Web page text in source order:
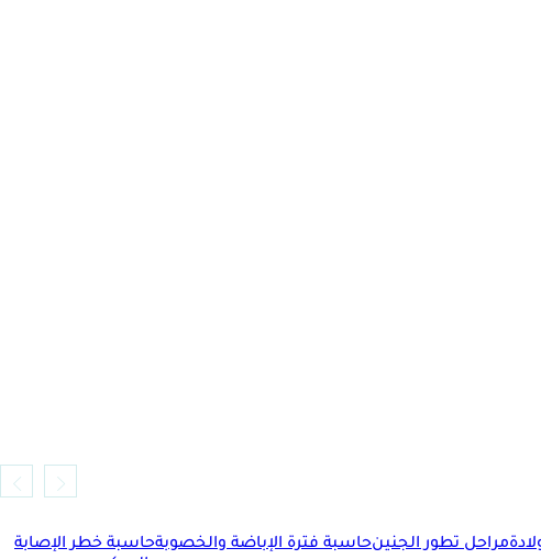
مراحل تطور الجنينحاسبة فترة الإباضة والخصوبةحاسبة خطر الإصابة